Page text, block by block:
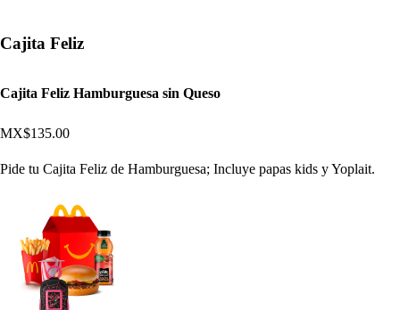
Cajita Feliz
Cajita Feliz Hamburguesa sin Queso
MX$135.00
Pide tu Cajita Feliz de Hamburguesa; Incluye papas kids y Yoplait.